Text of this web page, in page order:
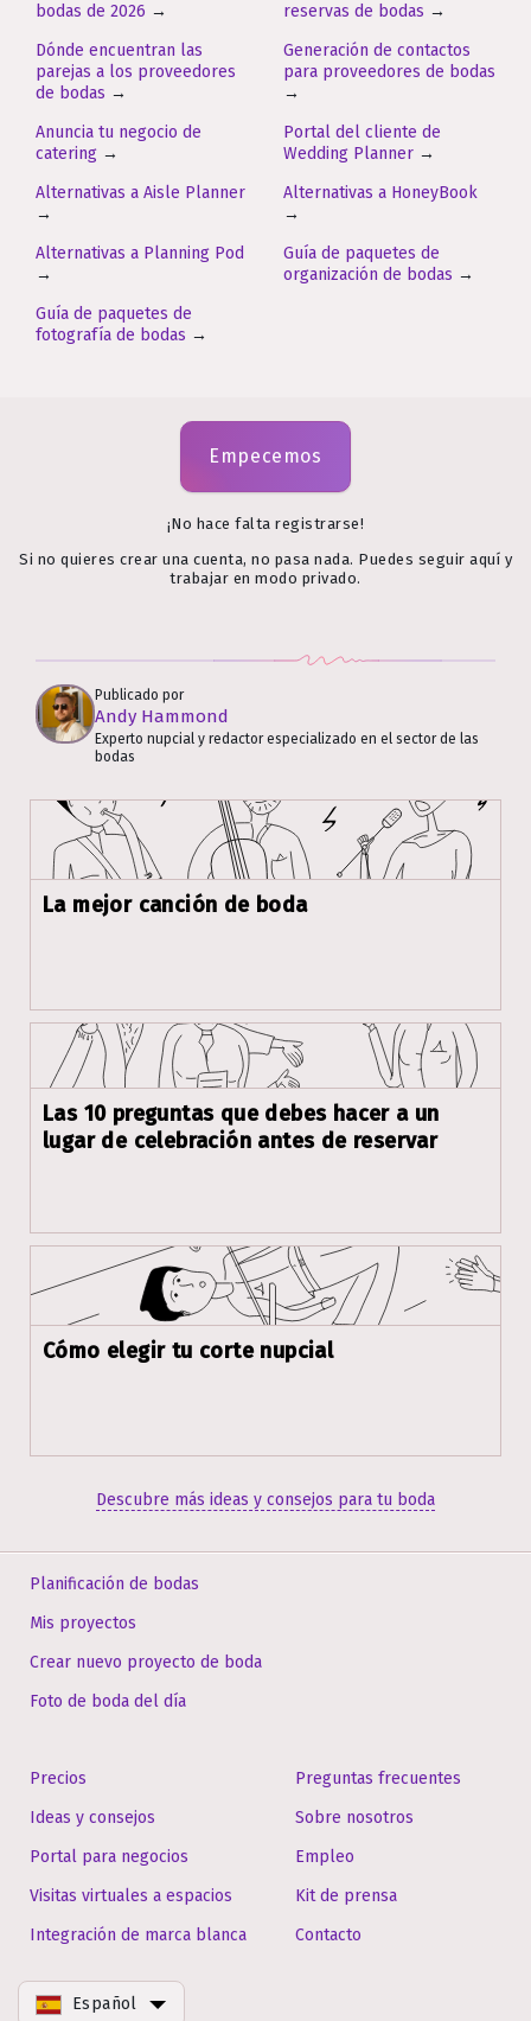
bodas de 2026 →
reservas de bodas →
Dónde encuentran las
parejas a los proveedores
de bodas →
Generación de contactos
para proveedores de bodas
→
Anuncia tu negocio de
catering →
Portal del cliente de
Wedding Planner →
Alternativas a Aisle Planner
→
Alternativas a HoneyBook
→
Alternativas a Planning Pod
→
Guía de paquetes de
organización de bodas →
Guía de paquetes de
fotografía de bodas →
Empecemos
¡No hace falta registrarse!
Si no quieres crear una cuenta, no pasa nada. Puedes seguir aquí y
trabajar en modo privado.
Publicado por
Andy Hammond
Experto nupcial y redactor especializado en el sector de las
bodas
La mejor canción de boda
Las 10 preguntas que debes hacer a un
lugar de celebración antes de reservar
Cómo elegir tu corte nupcial
Descubre más ideas y consejos para tu boda
Planificación de bodas
Mis proyectos
Crear nuevo proyecto de boda
Foto de boda del día
Precios
Ideas y consejos
Portal para negocios
Visitas virtuales a espacios
Integración de marca blanca
Preguntas frecuentes
Sobre nosotros
Empleo
Kit de prensa
Contacto
Español